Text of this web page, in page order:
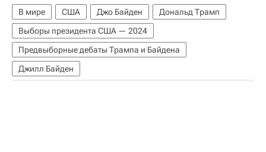
В мире США Джо Байден
Дональд Трамп
Выборы президента США — 2024
Предвыборные дебаты Трампа и Байдена
Джилл Байден